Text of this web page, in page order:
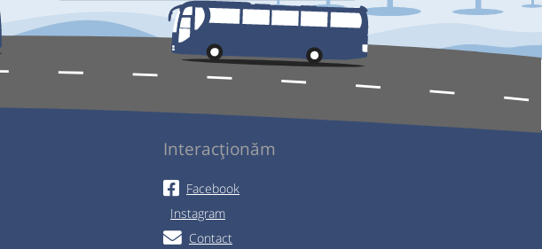
Interacționăm
Facebook
Instagram
Contact